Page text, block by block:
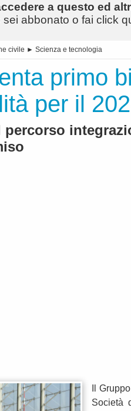
a questo ed
abbonato o fai click
civile ► Scienza e tecnologia
primo
per il
percorso
Il
Società